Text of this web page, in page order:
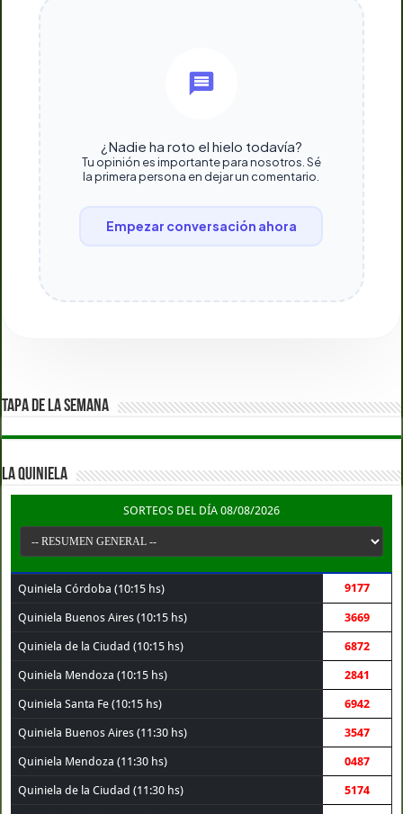
¿Nadie ha roto el hielo todavía?
Tu opinión es importante para nosotros. Sé
la primera persona en dejar un comentario.
Empezar conversación ahora
TAPA DE LA SEMANA
LA QUINIELA
SORTEOS DEL DÍA 08/08/2026
Quiniela Córdoba (10:15 hs) 9177
Quiniela Buenos Aires (10:15 hs) 3669
Quiniela de la Ciudad (10:15 hs) 6872
Quiniela Mendoza (10:15 hs) 2841
Quiniela Santa Fe (10:15 hs) 6942
Quiniela Buenos Aires (11:30 hs) 3547
Quiniela Mendoza (11:30 hs) 0487
Quiniela de la Ciudad (11:30 hs) 5174